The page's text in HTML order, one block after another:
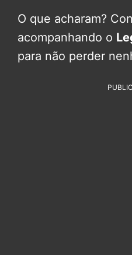
O que acharam?
acompanhando o
para não perder